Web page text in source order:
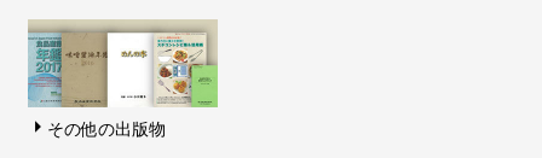
その他の出版物